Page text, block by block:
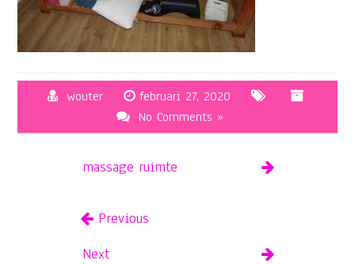
wouter
februari 27, 2020
No Comments »
massage ruimte
Previous
Next